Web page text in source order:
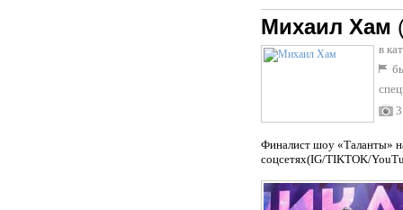
Михаил Хам
в
3
Финалист шоу «Таланты»
соцсетях(IG/TIKTOK/